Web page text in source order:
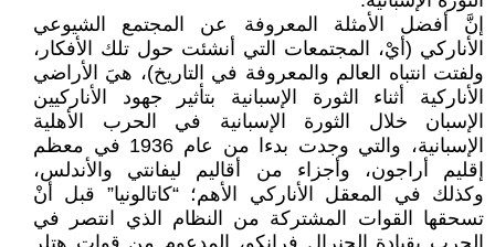
إنَّ أفضل الأمثلة المعروفة عن المجتمع الشيوعي
الأناركي (أيْ، المجتمعات التي أنشئت حول تلك الأفكار،
ولفتت انتباه العالم والمعروفة في التاريخ)، هيَ الأراضي
الأناركية أثناء الثورة الإسبانية بتأثير جهود الأناركيين
الإسبان خلال الثورة الإسبانية في الحرب الأهلية
الإسبانية، والتي وجدت بدءا من عام 1936 في معظم
إقليم أراجون، وأجزاء من أقاليم ليفانتي والأندلس،
وكذلك في المعقل الأناركي الأهم؛ “كاتالونيا” قبل أنْ
تسحقها القوات المشتركة من النظام الذي انتصر في